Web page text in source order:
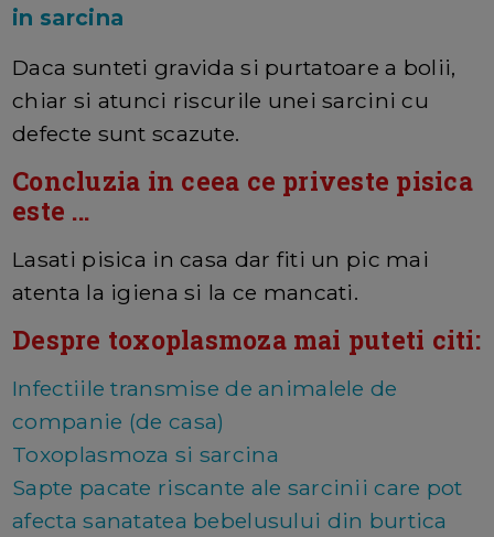
in sarcina
Daca sunteti gravida si purtatoare a bolii,
chiar si atunci riscurile unei sarcini cu
defecte sunt scazute.
Concluzia in ceea ce priveste pisica
este ...
Lasati pisica in casa dar fiti un pic mai
atenta la igiena si la ce mancati.
Despre toxoplasmoza mai puteti citi:
Infectiile transmise de animalele de
companie (de casa)
Toxoplasmoza si sarcina
Sapte pacate riscante ale sarcinii care pot
afecta sanatatea bebelusului din burtica